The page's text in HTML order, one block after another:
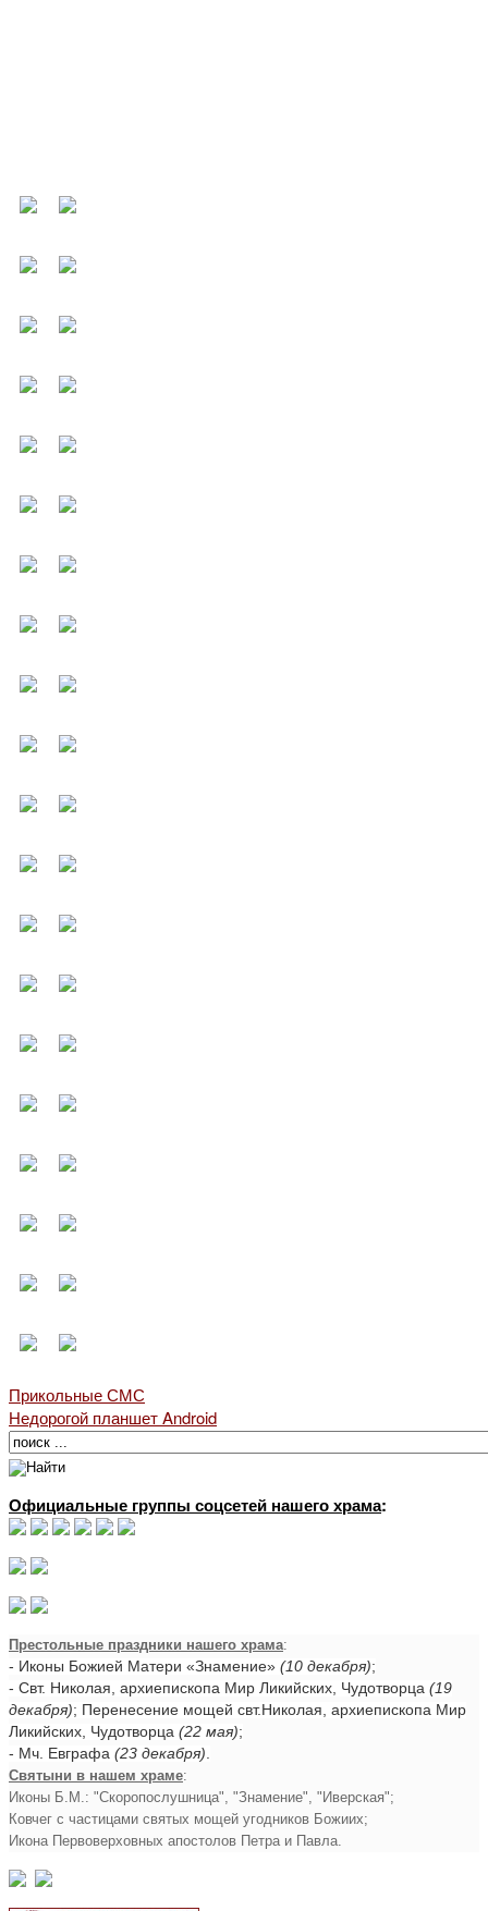
Прикольные СМС
Недорогой планшет Android
Официальные группы соцсетей нашего храма:
Престольные праздники нашего храма:
- Иконы Божией Матери «Знамение» (10 декабря);
- Свт. Николая, архиепископа Мир Ликийских, Чудотворца (19
декабря); Перенесение мощей свт.Николая, архиепископа Мир
Ликийских, Чудотворца (22 мая);
- Мч. Евграфа (23 декабря)
Святыни в нашем храме:
Иконы Б.М.: "Скоропослушница", "Знамение", "Иверская";
Ковчег с частицами святых мощей угодников Божиих;
Икона Первоверховных апостолов Петра и Павла.